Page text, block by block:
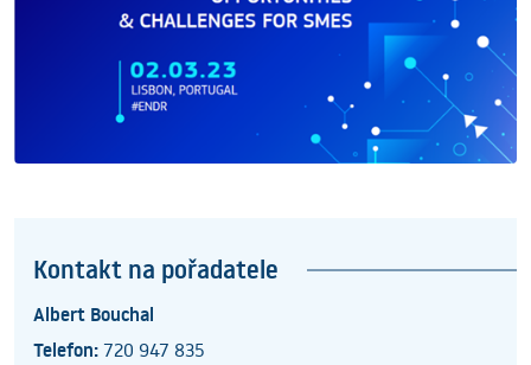
Kontakt na pořadatele
Albert Bouchal
Telefon: 720 947 835